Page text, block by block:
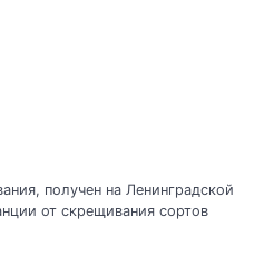
получен на Ленинградской
от скрещивания сортов